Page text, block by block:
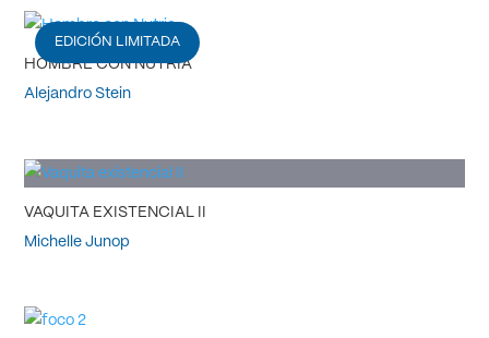
EDICIÓN LIMITADA
HOMBRE CON NUTRIA
Alejandro Stein
VAQUITA EXISTENCIAL II
Michelle Junop